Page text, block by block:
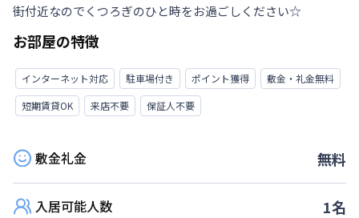
街付近なのでくつろぎのひと時をお過ごしください☆
お部屋の特徴
インターネット対応 駐車場付き ポイント獲得
敷金・礼金無料
短期賃貸OK
来店不要 保証人不要
敷金礼金 無料
入居可能人数 1名